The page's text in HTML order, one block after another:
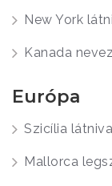
New York
Kanada
Európa
Szicília
Mallorca